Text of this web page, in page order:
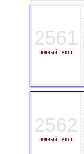
2561
полный текст
2562
полный текст